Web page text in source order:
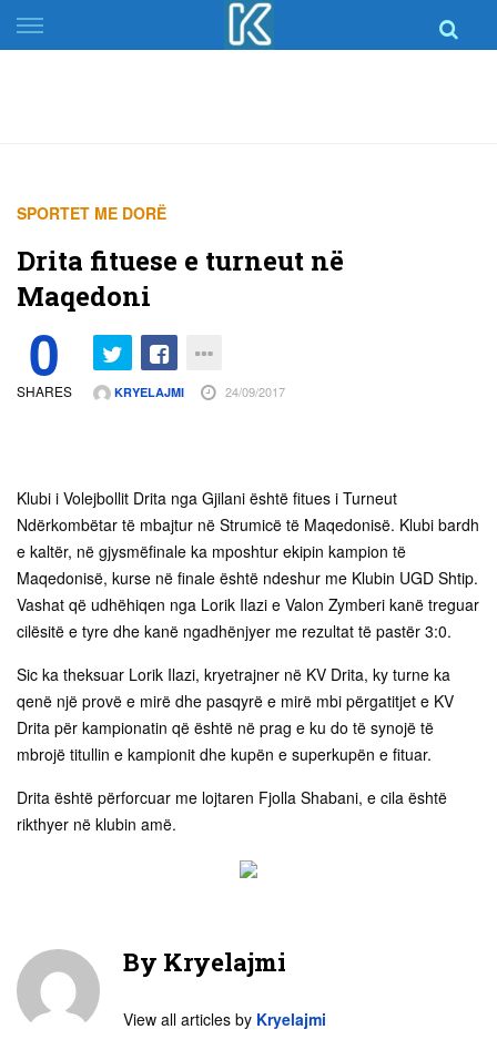
Skip
to
SPORTET ME DORË
Drita fituese e turneut në
Maqedoni
0
SHARES KRYELAJMI 24/09/2017
Klubi i Volejbollit Drita nga Gjilani është fitues i Turneut
Ndërkombëtar të mbajtur në Strumicë të Maqedonisë. Klubi bardh
e kaltër, në gjysmëfinale ka mposhtur ekipin kampion të
Maqedonisë, kurse në finale është ndeshur me Klubin UGD Shtip.
Vashat që udhëhiqen nga Lorik Ilazi e Valon Zymberi kanë treguar
cilësitë e tyre dhe kanë ngadhënjyer me rezultat të pastër 3:0.
Sic ka theksuar Lorik Ilazi, kryetrajner në KV Drita, ky turne ka
qenë një provë e mirë dhe pasqyrë e mirë mbi përgatitjet e KV
Drita për kampionatin që është në prag e ku do të synojë të
mbrojë titullin e kampionit dhe kupën e superkupën e fituar.
Drita është përforcuar me lojtaren Fjolla Shabani, e cila është
rikthyer në klubin amë.
By Kryelajmi
View all articles by Kryelajmi